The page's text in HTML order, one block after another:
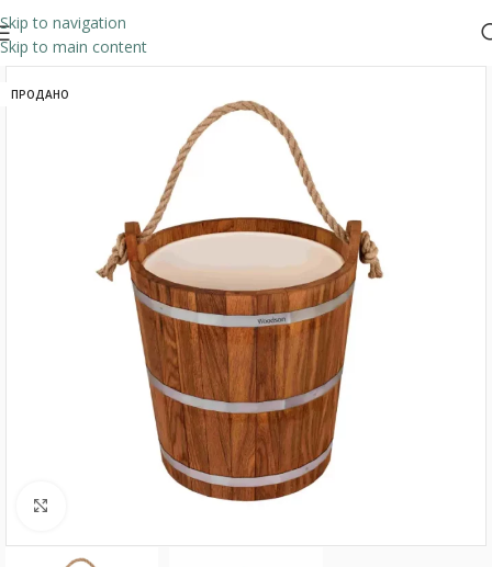
Skip to navigation
Skip to main content
ПРОДАНО
Нажмите, чтобы увеличить